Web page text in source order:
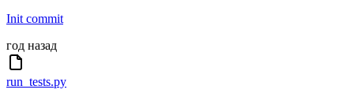
Init commit
год назад
run_tests.py